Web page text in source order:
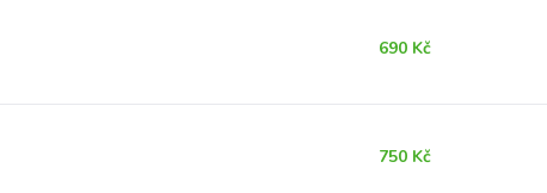
690 Kč
750 Kč